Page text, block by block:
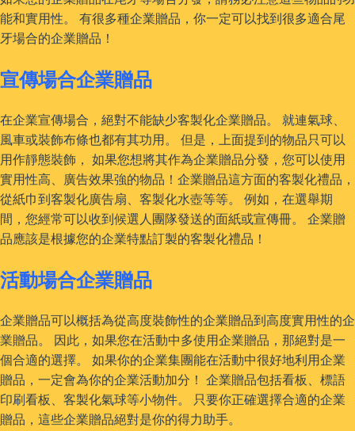
能和實用性。 有很多種企業贈品，你一定可以找到很多適合尾
牙場合的企業贈品！
宣傳場合企業贈品
在企業宣傳場合，絕對不能缺少客製化企業贈品。 就連氣球、
風車或裝飾布條也都有其功用。 但是，上面提到的物品只可以
用作靜態裝飾， 如果您想將其作為企業贈品分發，您可以使用
實用性高、廣告效果強的物品！企業贈品這方面的客製化禮品，
從紙巾到客製化廣告扇、客製化水壺等等。 例如，在選舉期
間，您經常可以收到候選人團隊發送的面紙或宣傳冊。 企業贈
品應該是根據您的企業特點訂製的客製化禮品！
活動場合企業贈品
企業贈品可以概括為從高度裝飾性的企業贈品到高度實用性的企
業贈品。 因此，如果您在活動中多使用企業贈品，那絕對是一
個合適的選擇。 如果你的企業集團能在活動中很好地利用企業
贈品，一定會為你的企業活動加分！ 企業贈品包括看板、標語
印刷看板、客製化氣球等小物件。 只要你正確選擇合適的企業
贈品，這些企業贈品絕對是你的得力助手。